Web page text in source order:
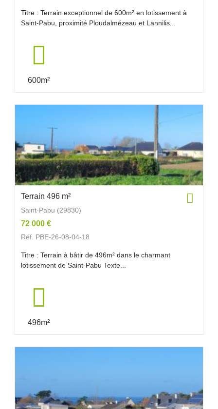
Titre : Terrain exceptionnel de 600m² en lotissement à
Saint-Pabu, proximité Ploudalmézeau et Lannilis...
600m²
Terrain 496 m²
Saint-Pabu (29830)
72 000 €
Réf. PBE-26-08-04-18
Titre : Terrain à bâtir de 496m² dans le charmant
lotissement de Saint-Pabu Texte...
496m²